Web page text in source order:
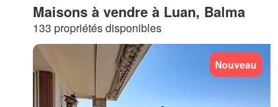
Maisons à vendre à Luan, Balma
133 propriétés disponibles
Nouveau